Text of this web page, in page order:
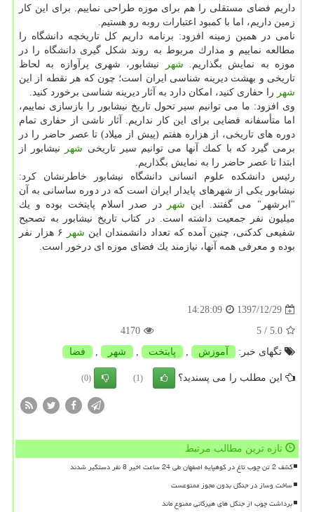
داریم فضای مستقلی را هم برای موزه طراحی نماییم. برای این كار
زمین داریم، اما با كمبود اعتبارات روبه رو هستیم.
نامی در همین زمینه افزود: برنامه داریم كل تاریخچه دانشگاه را
مطالعه نماییم و مدارك مربوط به روند شكل گیری دانشگاه را در
موزه به نمایش بگذاریم. شهر
نیشابور، شهری پرآوازه به لحاظ
تاریخی و بهشت دیرینه شناسی ایران است؛ چون كه هر نقطه از این
شهر را حفاری كنید، امكان دارد به آثار دیرینه شناسی برخورد كنید.
وی افزود: ما می توانیم سیر تحول تاریخ نیشابور را بازسازی نماییم،
اما متأسفانه فضایی برای این كار نداریم. آثار ناشی از حفاری تمام
دوره های تاریخی، از هزاره هفتم (پیش از میلاد) تا عصر حاضر را در
برمی گیرد كه با كمك آنها می توانیم سیر تاریخی شهر
نیشابور از
ابتدا تا عصر حاضر را به نمایش بگذاریم.
رئیس دانشكده علوم انسانی دانشگاه نیشابور خاطرنشان كرد:
نیشابور یكی از شهرهای پایدار ایران است كه در دوره ساسانی به آن
"ابرشهر" می گفتند. این شهر
در صدر اسلام پایتخت بوده و یك
میلیون نفر جمعیت داشته است. در كتاب تاریخ نیشابور به تصحیح
شفیعی كدكنی، چنین آمده كه تعداد دانشمندان این شهر
۶ هزار نفر
بوده و معرفی همه آنها، نیازمند یك فضای موزه ای درخور است.
1397/12/29
14:28:09
5.0
/ 5
4170
تگهای خبر:
آموزش , پایتخت , شهر , فضا
این مطلب را می پسندید؟ (1)
(0)
تازه ترین مطالب مرتبط
کشف 2 تن چوب تاغ در کوهپایه اصفهان طی 24 ساعت اخیر 8 نفر دستگیر شدند
ساخت وساز در جنگل بدون مجوز ممنوعست
برداشت چوب از جنگل های هیرکانی ممنوع ماند